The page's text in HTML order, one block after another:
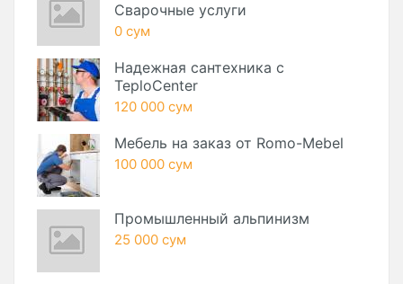
Сварочные услуги
0 сум
Надежная сантехника с
TeploCenter
120 000 сум
Мебель на заказ от Romo-Mebel
100 000 сум
Промышленный альпинизм
25 000 сум